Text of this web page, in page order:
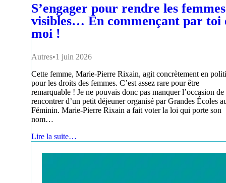
S’engager pour rendre les femmes
visibles… En commençant par toi
moi !
Autres 1 juin 2026
Cette femme, Marie-Pierre Rixain, agit concrètement en
pour les droits des femmes. C’est assez rare pour être
remarquable ! Je ne pouvais donc pas manquer l’occasion de
rencontrer d’un petit déjeuner organisé par Grandes Écoles
Féminin. Marie-Pierre Rixain a fait voter la loi qui porte son
nom…
Lire la suite…